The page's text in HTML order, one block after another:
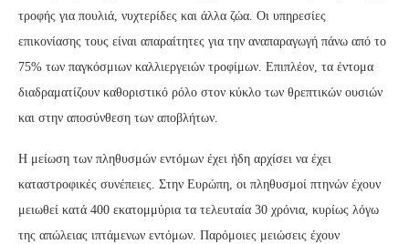
τροφής για πουλιά, νυχτερίδες και άλλα ζώα. Οι υπηρεσίες
επικονίασης τους είναι απαραίτητες για την αναπαραγωγή πάνω από το
75% των παγκόσμιων καλλιεργειών τροφίμων. Επιπλέον, τα έντομα
διαδραματίζουν καθοριστικό ρόλο στον κύκλο των θρεπτικών ουσιών
και στην αποσύνθεση των αποβλήτων.
Η μείωση των πληθυσμών εντόμων έχει ήδη αρχίσει να έχει
καταστροφικές συνέπειες. Στην Ευρώπη, οι πληθυσμοί πτηνών έχουν
μειωθεί κατά 400 εκατομμύρια τα τελευταία 30 χρόνια, κυρίως λόγω
της απώλειας ιπτάμενων εντόμων. Παρόμοιες μειώσεις έχουν